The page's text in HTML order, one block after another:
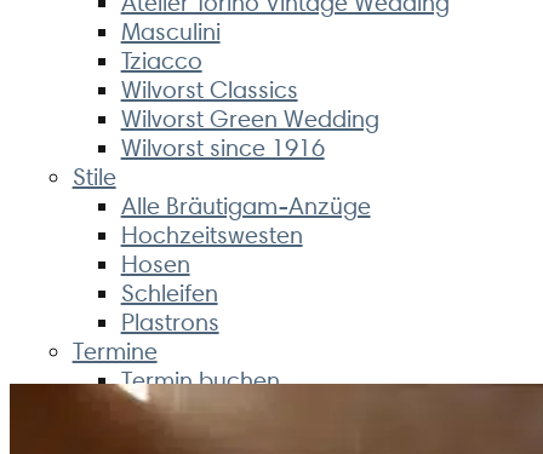
Masculini
Tziacco
Wilvorst Classics
Wilvorst Green Wedding
Wilvorst since 1916
Stile
Alle Bräutigam-Anzüge
Hochzeitswesten
Hosen
Schleifen
Plastrons
Termine
Termin buchen
BENEFITS
Inhouse-Rabatte